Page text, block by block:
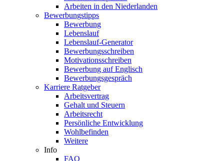
Arbeiten in den Niederlanden
Bewerbungstipps
Bewerbung
Lebenslauf
Lebenslauf-Generator
Bewerbungsschreiben
Motivationsschreiben
Bewerbung auf Englisch
Bewerbungsgespräch
Karriere Ratgeber
Arbeitsvertrag
Gehalt und Steuern
Arbeitsrecht
Persönliche Entwicklung
Wohlbefinden
Weitere
Info
FAQ